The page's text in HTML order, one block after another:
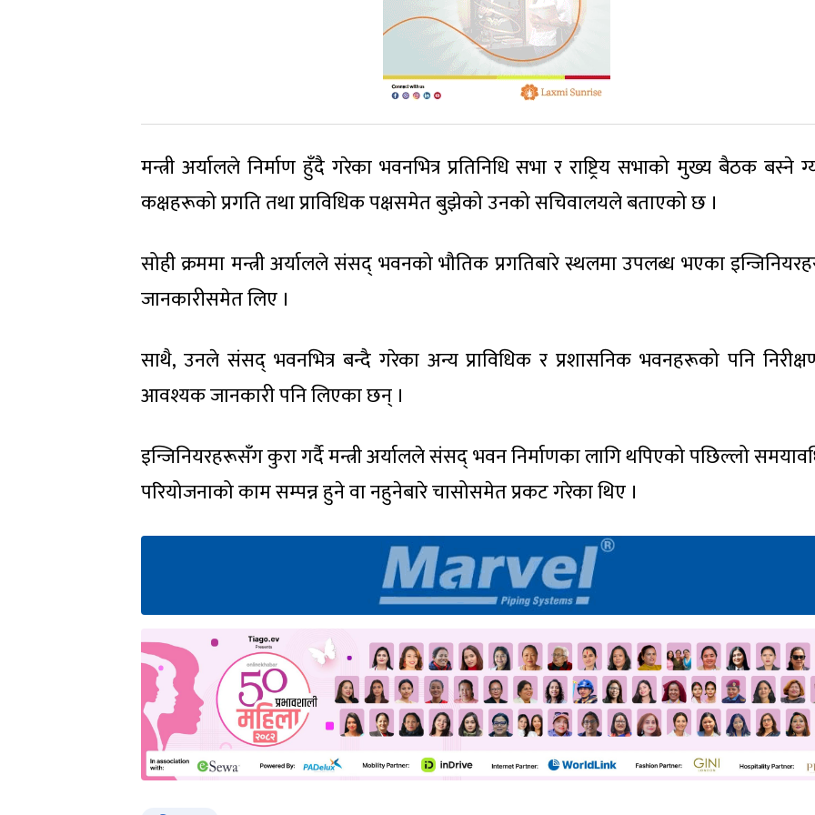
मन्त्री अर्यालले निर्माण हुँदै गरेका भवनभित्र प्रतिनिधि सभा र राष्ट्रिय सभाको मुख्य बैठक बस्ने
कक्षहरूको प्रगति तथा प्राविधिक पक्षसमेत बुझेको उनको सचिवालयले बताएको छ ।
सोही क्रममा मन्त्री अर्यालले संसद् भवनको भौतिक प्रगतिबारे स्थलमा उपलब्ध भएका
जानकारीसमेत लिए ।
साथै, उनले संसद् भवनभित्र बन्दै गरेका अन्य प्राविधिक र प्रशासनिक भवनहरूको पनि
आवश्यक जानकारी पनि लिएका छन् ।
इन्जिनियरहरूसँग कुरा गर्दै मन्त्री अर्यालले संसद् भवन निर्माणका लागि थपिएको पछिल्लो
परियोजनाको काम सम्पन्न हुने वा नहुनेबारे चासोसमेत प्रकट गरेका थिए ।